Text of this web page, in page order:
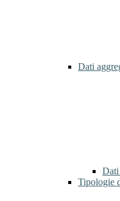
Dati
Dati
Tipologie